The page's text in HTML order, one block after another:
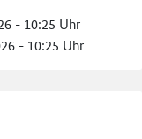
- 10:25 Uhr
- 10:25 Uhr